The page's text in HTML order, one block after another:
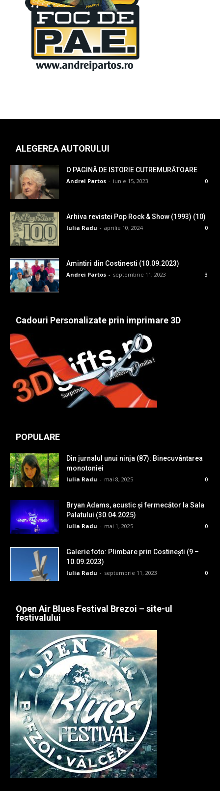
ALEGEREA AUTORULUI
O PAGINĂ DE ISTORIE CUTREMURĂTOARE
Andrei Partos - iunie 15, 2023 0
Arhiva revistei Pop Rock & Show (1993) (10)
Iulia Radu - aprilie 10, 2024 0
Amintiri din Costinesti (10.09.2023)
Andrei Partos - septembrie 11, 2023 3
Cadouri Personalizate prin imprimare 3D
POPULARE
Din jurnalul unui ninja (87): Binecuvântarea
monotoniei
Iulia Radu - mai 8, 2025 0
Bryan Adams, acustic și fermecător la Sala
Palatului (30.04.2025)
Iulia Radu - mai 1, 2025 0
Galerie foto: Plimbare prin Costinești (9 –
10.09.2023)
Iulia Radu - septembrie 11, 2023 0
Open Air Blues Festival Brezoi – site-ul
festivalului